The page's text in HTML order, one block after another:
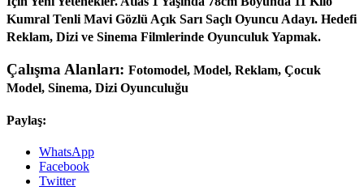
Kumral Tenli Mavi Gözlü Açık Sarı Saçlı Oyuncu Adayı. Hedefi
Reklam, Dizi ve Sinema Filmlerinde Oyunculuk Yapmak.
Çalışma Alanları: Fotomodel, Model, Reklam, Çocuk
Model, Sinema, Dizi Oyunculuğu
Paylaş:
WhatsApp
Facebook
Twitter